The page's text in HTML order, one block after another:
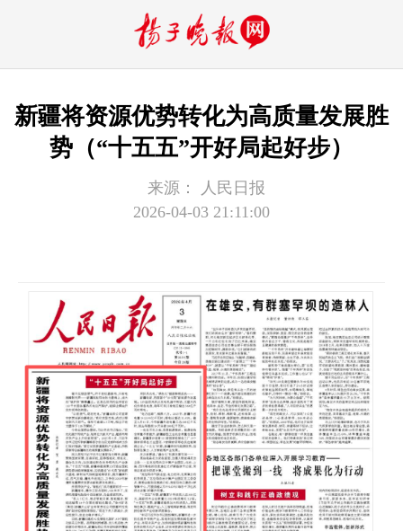
新疆将资源优势转化为高质量发展胜
势（“十五五”开好局起好步）
来源：
人民日报
2026-04-03 21:11:00